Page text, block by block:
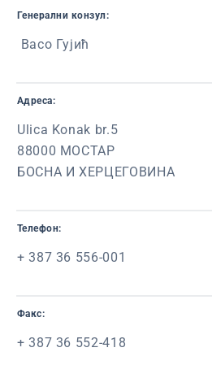
Генерални конзул:
Васо Гујић
Адреса:
Ulica Konak br.5
88000 МОСТАР
БОСНА И ХЕРЦЕГОВИНА
Телефон:
+ 387 36 556-001
Факс:
+ 387 36 552-418